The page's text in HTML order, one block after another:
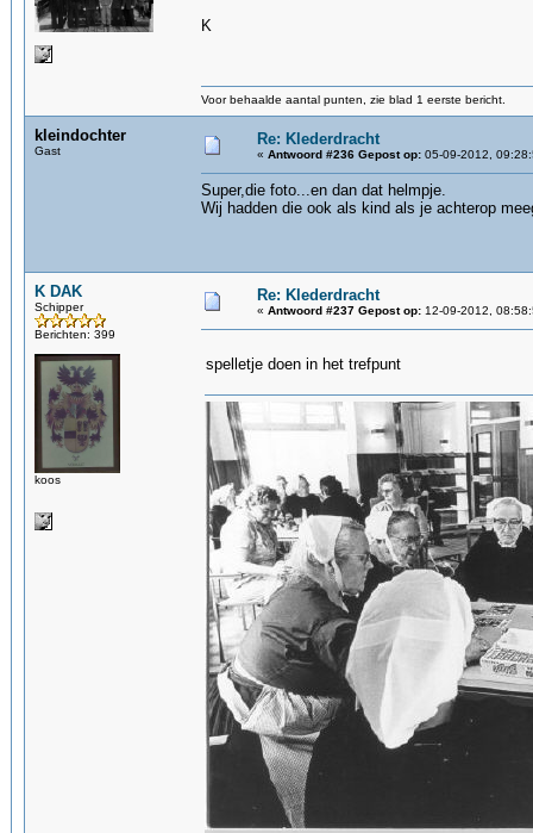
K
Voor behaalde aantal punten, zie blad 1 eerste bericht.
kleindochter
Gast
Re: Klederdracht
« Antwoord #236 Gepost op: 05-09-2012,
Super,die foto...en dan dat helmpje.
Wij hadden die ook als kind als je achterop
K DAK
Schipper
Berichten: 399
koos
Re: Klederdracht
« Antwoord #237 Gepost op: 12-09-2012,
spelletje doen in het trefpunt